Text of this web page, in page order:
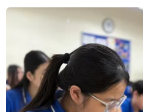
trên thị trường.